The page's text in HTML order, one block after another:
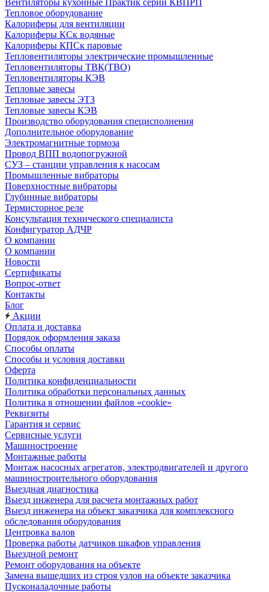
Вентиляторы кухонные Практик серии КВПРП
Тепловое оборудование
Калориферы для вентиляции
Калориферы КСк водяные
Калориферы КПСк паровые
Тепловентиляторы электрические промышленные
Тепловентиляторы ТВК(ТВО)
Тепловентиляторы КЭВ
Тепловые завесы
Тепловые завесы ЭТЗ
Тепловые завесы КЭВ
Производство оборудования специсполнения
Дополнительное оборудование
Электромагнитные тормоза
Провод ВПП водопогружной
СУЗ – станции управления к насосам
Промышленные вибраторы
Поверхностные вибраторы
Глубинные вибраторы
Термисторное реле
Консультация технического специалиста
Конфигуратор АДЧР
О компании
О компании
Новости
Сертификаты
Вопрос-ответ
Контакты
Блог
Акции
Оплата и доставка
Порядок оформления заказа
Способы оплаты
Способы и условия доставки
Оферта
Политика конфиденциальности
Политика обработки персональных данных
Политика в отношении файлов «cookie»
Реквизиты
Гарантия и сервис
Сервисные услуги
Машиностроение
Монтажные работы
Монтаж насосных агрегатов, электродвигателей и другого
машиностроительного оборудования
Выездная диагностика
Выезд инженера для расчета монтажных работ
Выезд инженера на объект заказчика для комплексного
обследования оборудования
Центровка валов
Проверка работы датчиков шкафов управления
Выездной ремонт
Ремонт оборудования на объекте
Замена вышедших из строя узлов на объекте заказчика
Пусконаладочные работы